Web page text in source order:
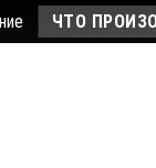
ЧТО